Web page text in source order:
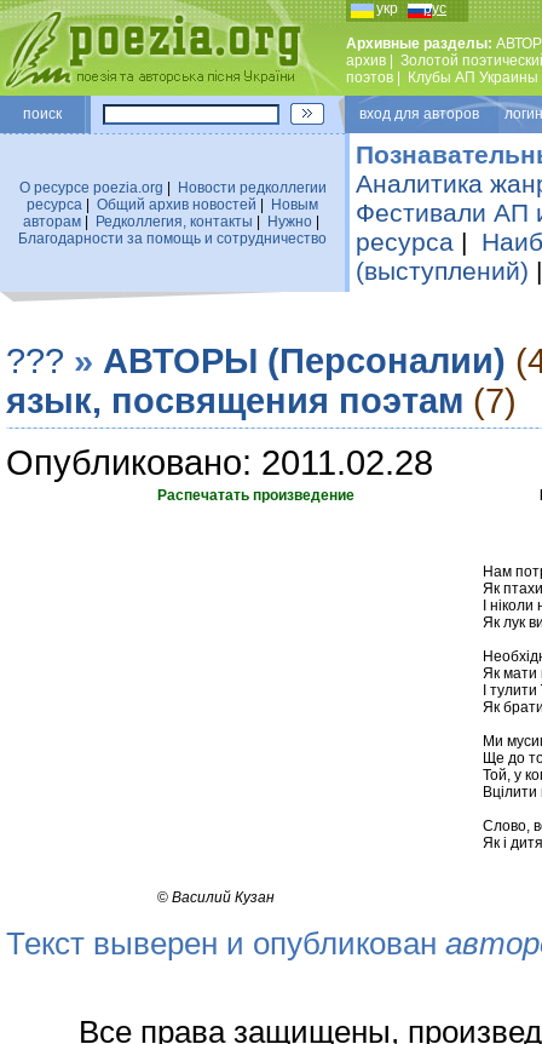
укр рус
Архивные разделы:
архив
Золотой
поэтов
Клубы АП Украины
поиск вход для авторов
О ресурсе poezia.org
Новости редколлегии
ресурса
Общий архив новостей
Новым
авторам| Редколлегия, контакты Нужно|
Благодарности за помощь и сотрудничество
Аналитика
Фестивали АП
ресурса |
(выступлений)
??? » АВТОРЫ (Персоналии)
язык, посвящения поэтам (7)
Опубликовано: 2011.02.28
Распечатать произведение
Нам
Як
І
Як лук
Як мати
І
Як
Ми
Ще до
Той, у
Слово,
Як і
© Василий Кузан
Текст выверен и опубликован
Все права защищены,